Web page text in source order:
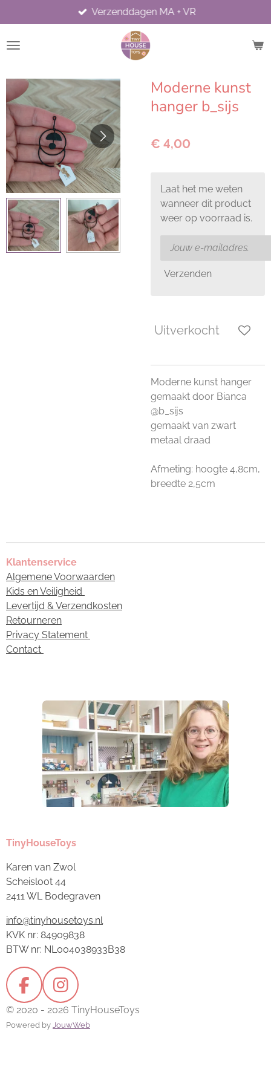
direct
naar
Verzenddagen MA + VR
Moderne kunst
hanger b_sijs
€ 4,00
Laat het me weten
wanneer dit product
weer op voorraad is.
Verzenden
Uitverkocht
Moderne kunst hanger
gemaakt door Bianca
@b_sijs
gemaakt van zwart
metaal draad
Afmeting: hoogte 4,8cm,
breedte 2,5cm
Klantenservice
Algemene Voorwaarden
Kids en Veiligheid
Levertijd & Verzendkosten
Retourneren
Privacy Statement
Contact
TinyHouseToys
Karen van Zwol
Scheisloot 44
2411 WL Bodegraven
info@tinyhousetoys.nl
KVK nr: 84909838
BTW nr: NL004038933B38
F
a
c
I
n
s
© 2020 - 2026 TinyHouseToys
Powered by JouwWeb